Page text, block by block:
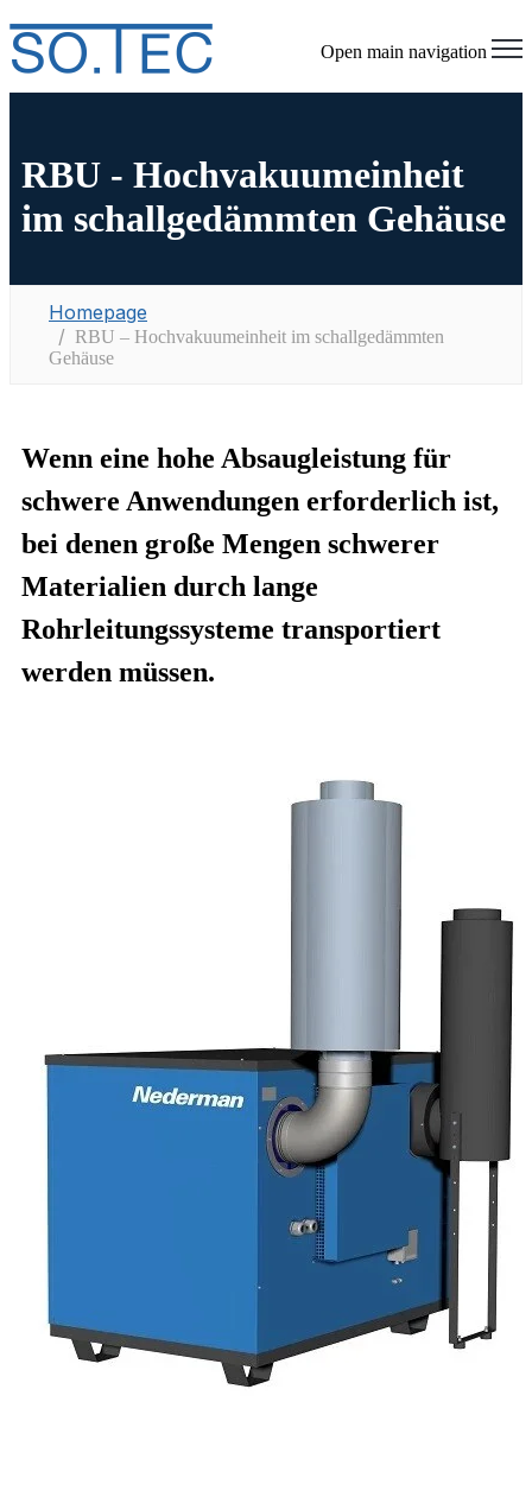
Open main navigation
RBU - Hochvakuumeinheit
im schallgedämmten Gehäuse
Homepage
RBU – Hochvakuumeinheit im schallgedämmten
Gehäuse
Wenn eine hohe Absaugleistung für
schwere Anwendungen erforderlich ist,
bei denen große Mengen schwerer
Materialien durch lange
Rohrleitungssysteme transportiert
werden müssen.